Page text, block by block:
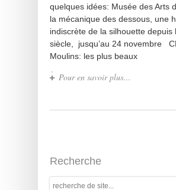
quelques idées: Musée des Arts
la mécanique des dessous, une
indiscrète de la silhouette depuis
siècle, jusqu’au 24 novembre
Moulins: les plus beaux
Pour en savoir plus…
Recherche